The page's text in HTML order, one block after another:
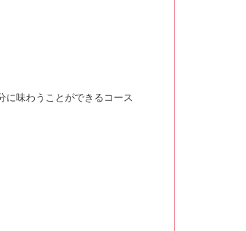
味わうことができるコース